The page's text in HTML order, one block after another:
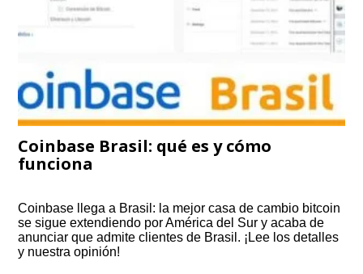
Coinbase Brasil: qué es y cómo
funciona
Coinbase llega a Brasil: la mejor casa de cambio bitcoin
se sigue extendiendo por América del Sur y acaba de
anunciar que admite clientes de Brasil. ¡Lee los detalles
y nuestra opinión!